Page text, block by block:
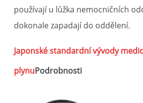
používají u lůžka nemocničních
dokonale zapadají do oddělení.
Japonské standardní vývody
plynuPodrobnosti